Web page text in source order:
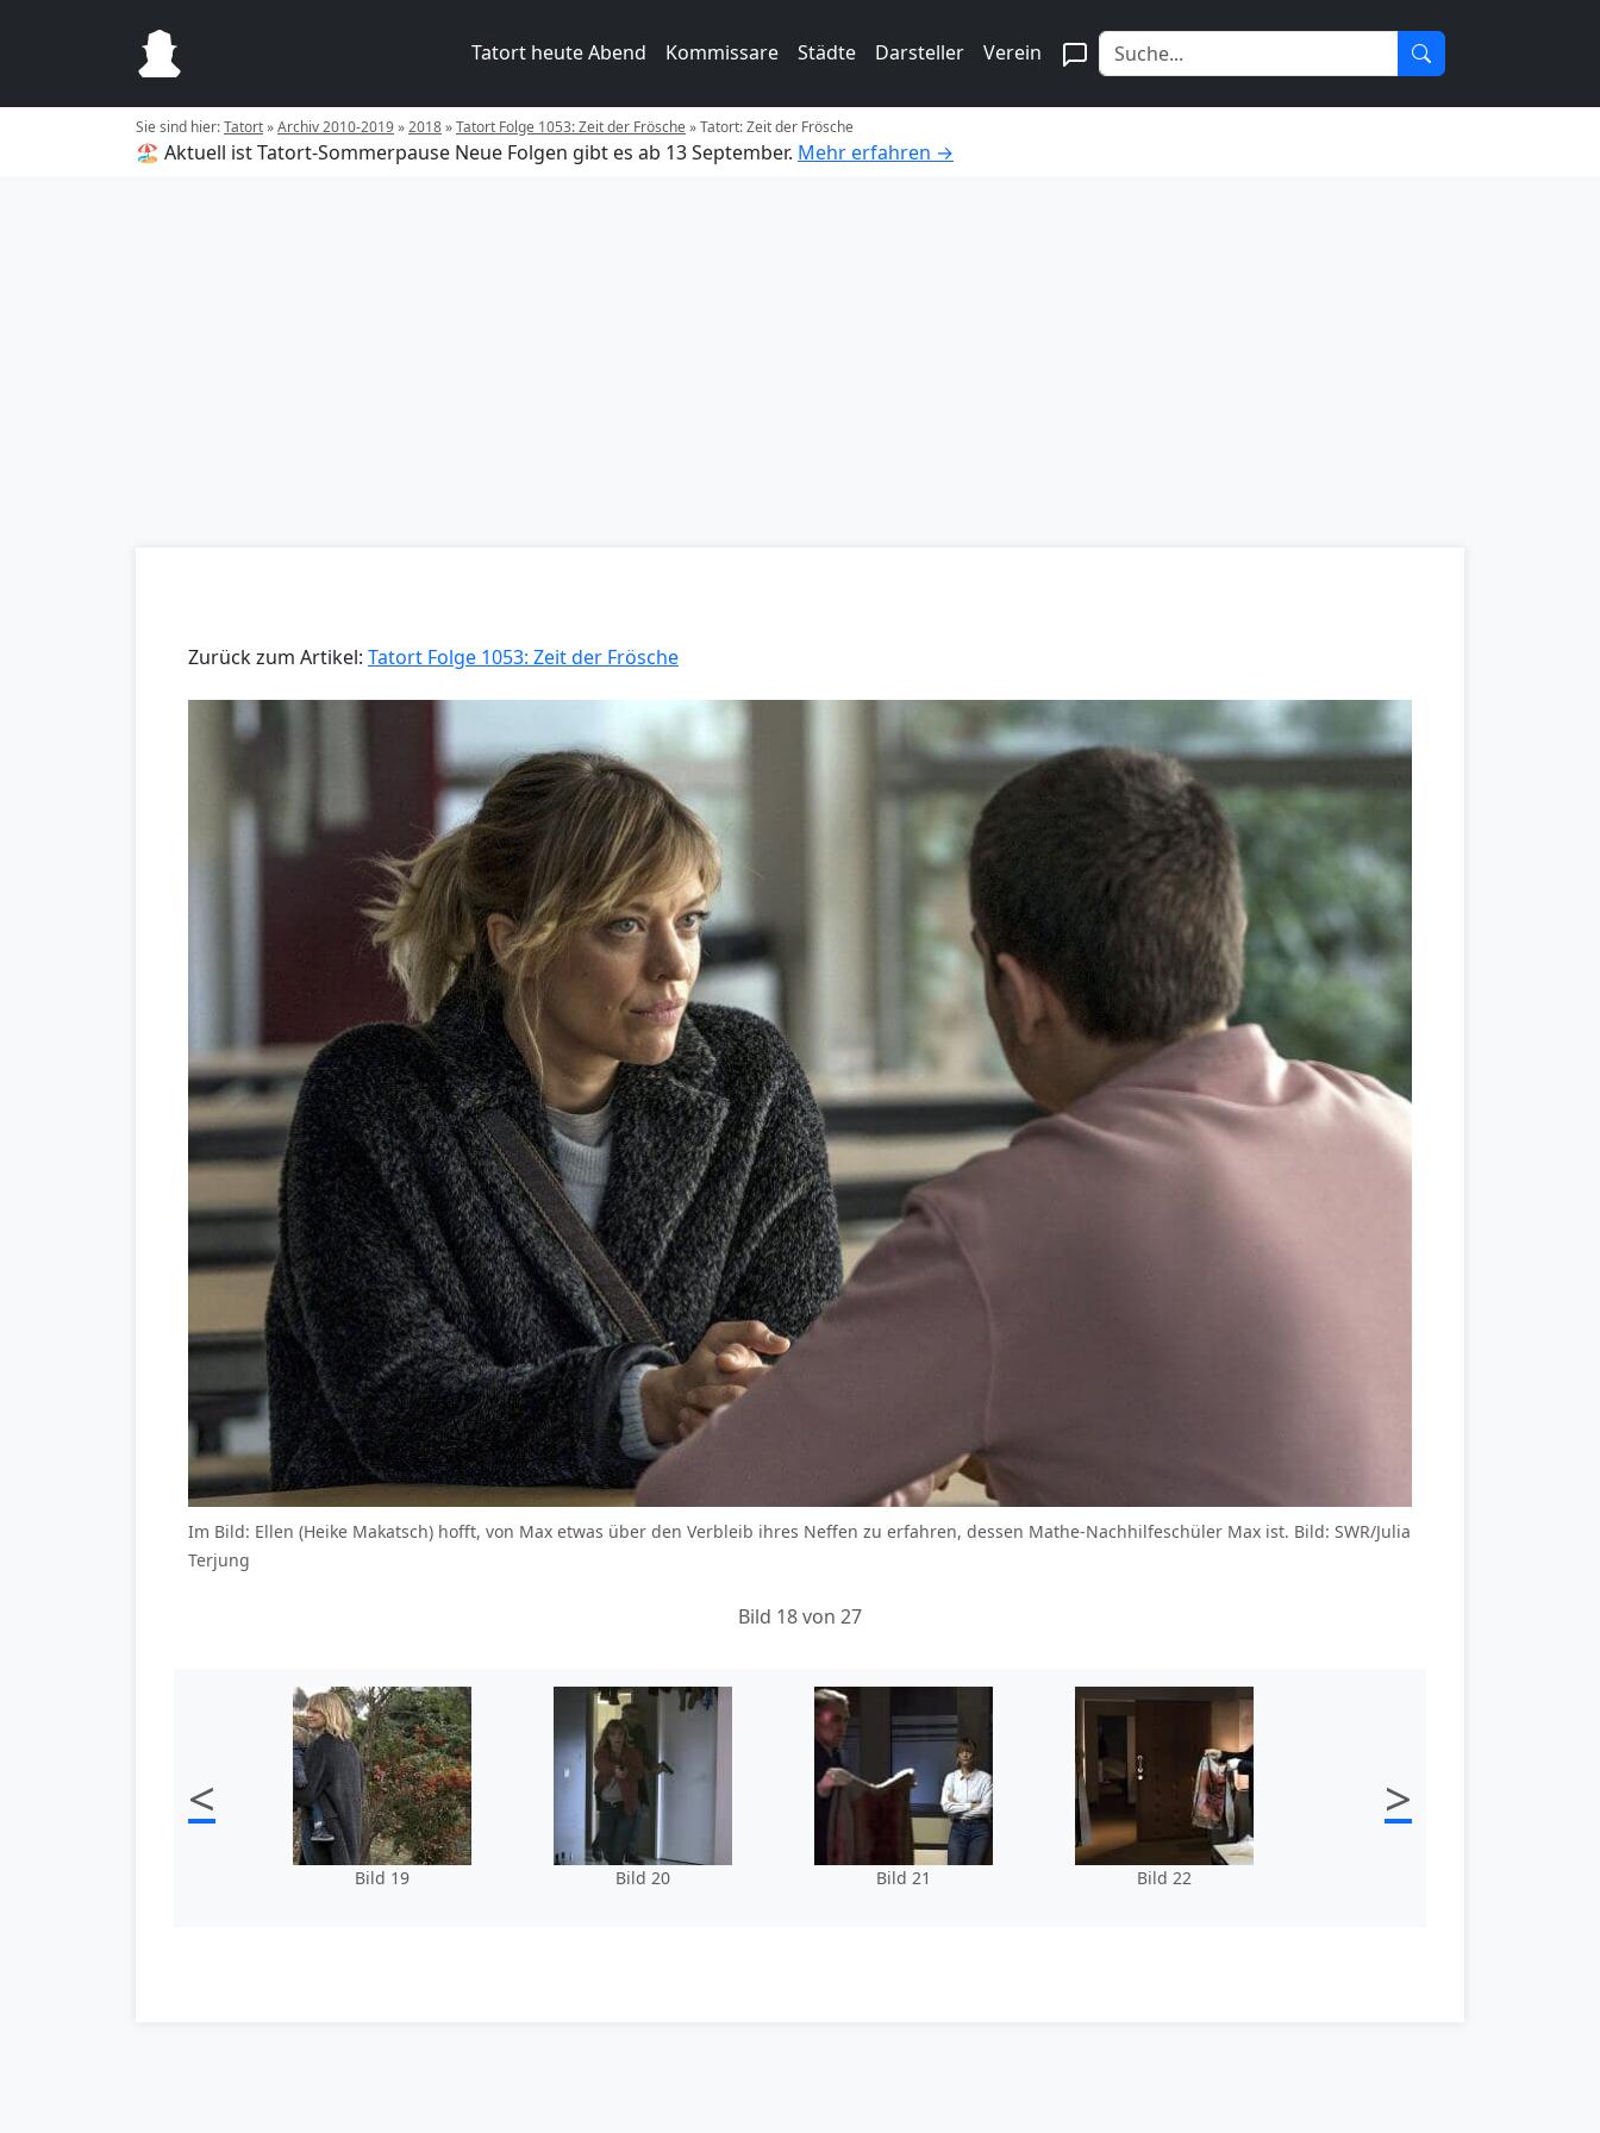
Tatort heute Abend Kommissare Städte Darsteller Verein
Sie sind hier:Tatort»Archiv 2010-2019»2018»Tatort Folge 1053: Zeit der Frösche»Tatort: Zeit der Frösche
🏖️ Aktuell ist Tatort-Sommerpause Neue Folgen gibt es ab 13 September. Mehr erfahren →
Zurück zum Artikel: Tatort Folge 1053: Zeit der Frösche
Im Bild: Ellen (Heike Makatsch) hofft, von Max etwas über den Verbleib ihres Neffen zu erfahren, dessen Mathe-Nachhilfeschüler Max ist. Bild: SWR/Julia
Terjung
Bild 18 von 27
<
Bild 19 Bild 20 Bild 21 Bild 22
>